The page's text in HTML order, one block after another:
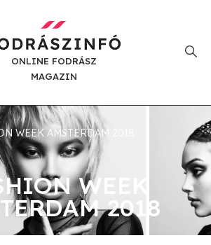
ONLINE FODRÁSZ
MAGAZIN
WEEK AMSTERDAM 2018
WEEK
2018